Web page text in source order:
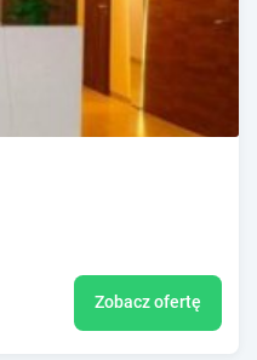
Zobacz ofertę